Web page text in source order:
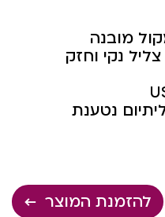
מובנה
נקי וחזק
נטענת
להזמנת המוצר